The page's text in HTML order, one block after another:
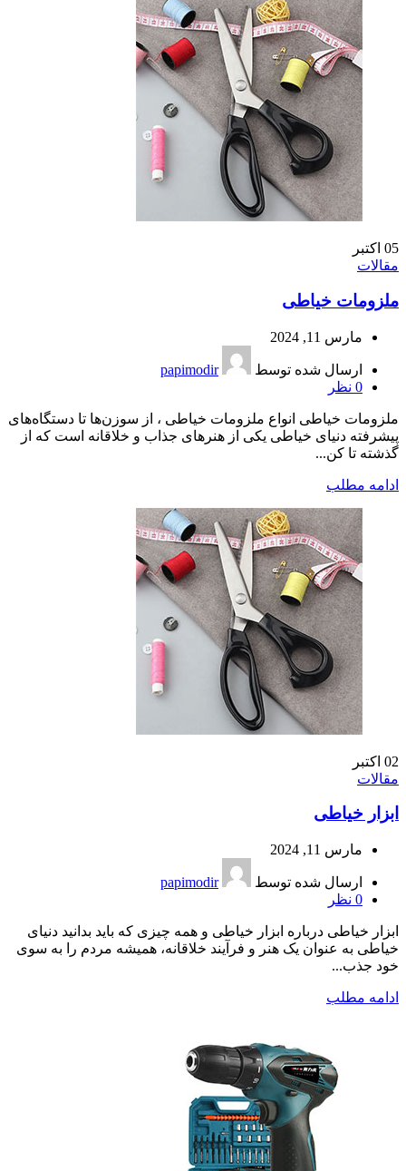
05 اکتبر
مقالات
ملزومات خیاطی
مارس 11, 2024
ارسال شده توسط
papimodir
0 نظر
ملزومات خیاطی انواع ملزومات خیاطی ، از سوزن‌ها تا دستگاه‌های
پیشرفته دنیای خیاطی یکی از هنرهای جذاب و خلاقانه است که از
گذشته تا کن...
ادامه مطلب
02 اکتبر
مقالات
ابزار خیاطی
مارس 11, 2024
ارسال شده توسط
papimodir
0 نظر
ابزار خیاطی درباره ابزار خیاطی و همه چیزی که باید بدانید دنیای
خیاطی به عنوان یک هنر و فرآیند خلاقانه، همیشه مردم را به سوی
خود جذب...
ادامه مطلب